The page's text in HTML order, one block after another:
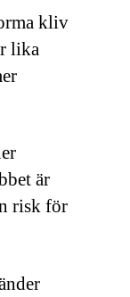
kliv
lika
är
risk för